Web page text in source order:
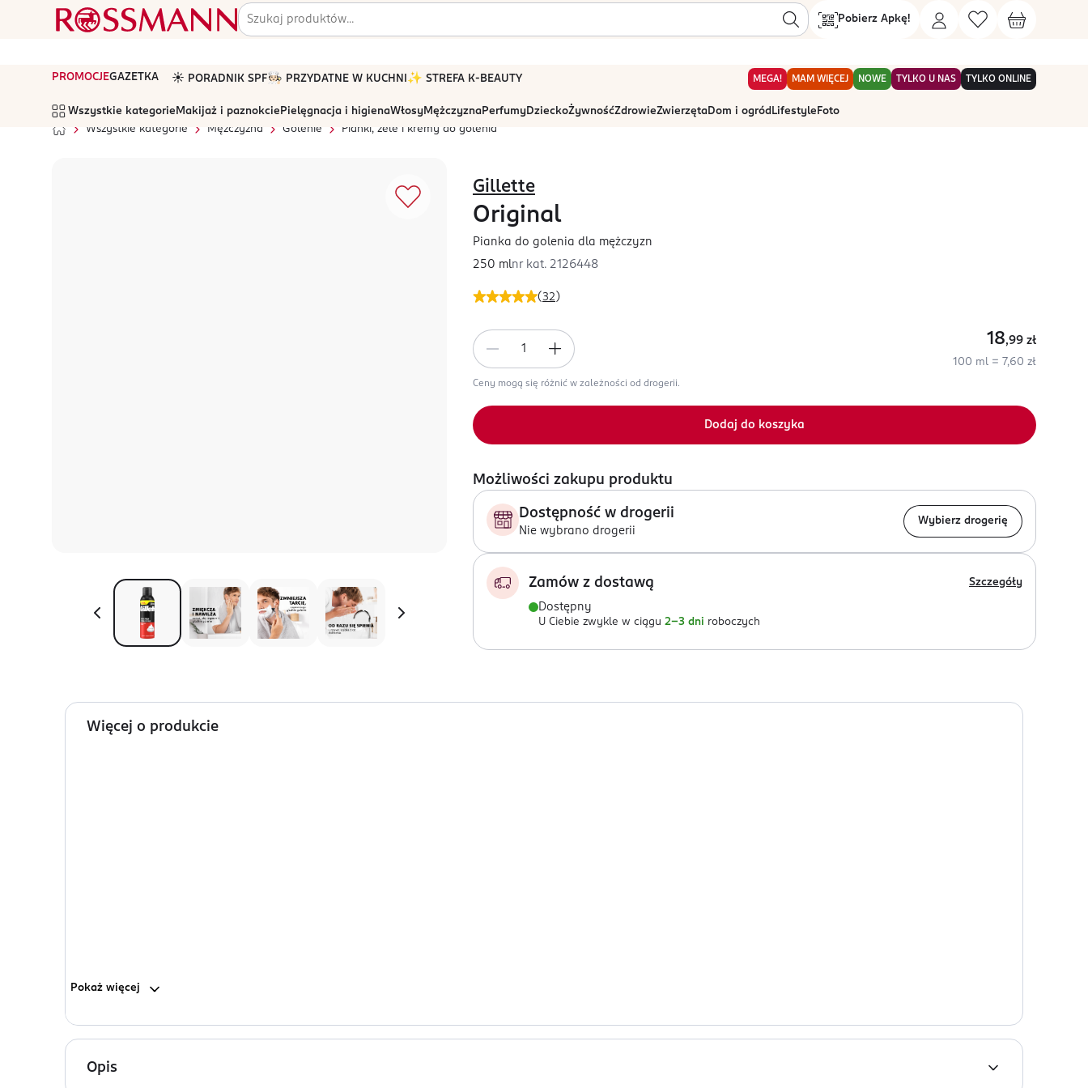
Pobierz Apkę!
PROMOCJEGAZETKA ☀️ PORADNIK SPF🧑🏻‍🍳 PRZYDATNE W KUCHNI ✨ STREFA K-BEAUTY MEGA! MAM WIĘCEJ NOWE TYLKO U NAS TYLKO ONLINE
Wszystkie kategorie Makijaż i paznokcie Pielęgnacja i higienaWłosyMężczyznaPerfumyDzieckoŻywnośćZdrowieZwierzętaDom i ogród Lifestyle Foto
Wszystkie kategorie
Mężczyzna Golenie Pianki, żele i kremy do golenia
(32 )
Gillette
Original
Pianka do golenia dla mężczyzn
250 mlnr kat. 2126448
18,99 zł
100 ml = 7,60 zł
Ceny mogą się różnić w zależności od drogerii.
Dodaj do koszyka
Możliwości zakupu produktu
Dostępność w drogerii
Nie wybrano drogerii
Wybierz drogerię
Zamów z dostawą Szczegóły
Dostępny
U Ciebie zwykle w ciągu 2-3 dni roboczych
Więcej o produkcie
Pokaż więcej
Opis